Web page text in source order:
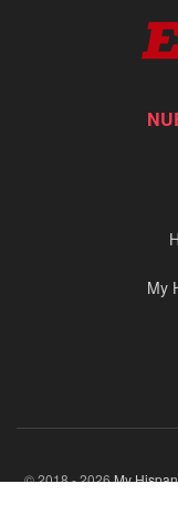
My
© 2018 - 2026My